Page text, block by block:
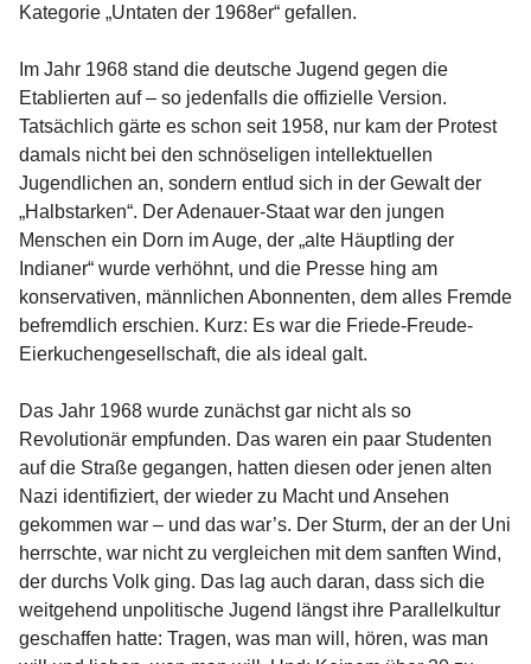
Kategorie „Untaten der 1968er“ gefallen.
Im Jahr 1968 stand die deutsche Jugend gegen die
Etablierten auf – so jedenfalls die offizielle Version.
Tatsächlich gärte es schon seit 1958, nur kam der Protest
damals nicht bei den schnöseligen intellektuellen
Jugendlichen an, sondern entlud sich in der Gewalt der
„Halbstarken“. Der Adenauer-Staat war den jungen
Menschen ein Dorn im Auge, der „alte Häuptling der
Indianer“ wurde verhöhnt, und die Presse hing am
konservativen, männlichen Abonnenten, dem alles Fremde
befremdlich erschien. Kurz: Es war die Friede-Freude-
Eierkuchengesellschaft, die als ideal galt.
Das Jahr 1968 wurde zunächst gar nicht als so
Revolutionär empfunden. Das waren ein paar Studenten
auf die Straße gegangen, hatten diesen oder jenen alten
Nazi identifiziert, der wieder zu Macht und Ansehen
gekommen war – und das war’s. Der Sturm, der an der Uni
herrschte, war nicht zu vergleichen mit dem sanften Wind,
der durchs Volk ging. Das lag auch daran, dass sich die
weitgehend unpolitische Jugend längst ihre Parallelkultur
geschaffen hatte: Tragen, was man will, hören, was man